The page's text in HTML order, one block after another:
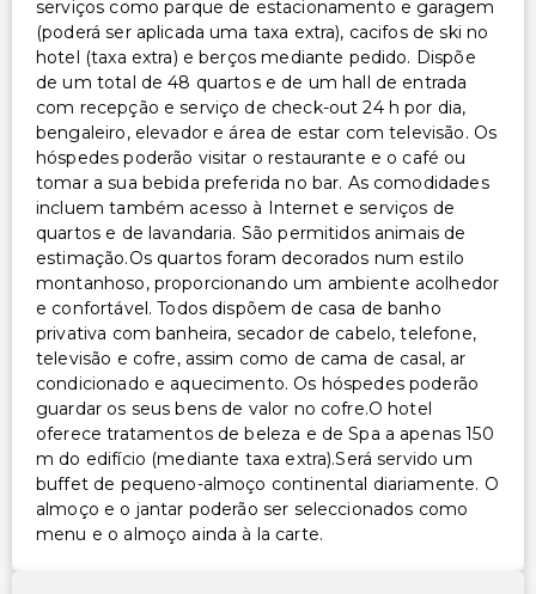
serviços como parque de estacionamento e garagem
(poderá ser aplicada uma taxa extra), cacifos de ski no
hotel (taxa extra) e berços mediante pedido. Dispõe
de um total de 48 quartos e de um hall de entrada
com recepção e serviço de check-out 24 h por dia,
bengaleiro, elevador e área de estar com televisão. Os
hóspedes poderão visitar o restaurante e o café ou
tomar a sua bebida preferida no bar. As comodidades
incluem também acesso à Internet e serviços de
quartos e de lavandaria. São permitidos animais de
estimação.Os quartos foram decorados num estilo
montanhoso, proporcionando um ambiente acolhedor
e confortável. Todos dispõem de casa de banho
privativa com banheira, secador de cabelo, telefone,
televisão e cofre, assim como de cama de casal, ar
condicionado e aquecimento. Os hóspedes poderão
guardar os seus bens de valor no cofre.O hotel
oferece tratamentos de beleza e de Spa a apenas 150
m do edifício (mediante taxa extra).Será servido um
buffet de pequeno-almoço continental diariamente. O
almoço e o jantar poderão ser seleccionados como
menu e o almoço ainda à la carte.